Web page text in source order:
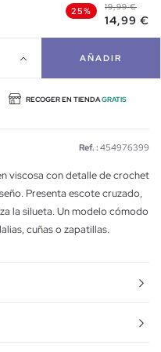
25% 19,99 €
14,99 €
AÑADIR
RECOGER EN TIENDAGRATIS
Ref. : 454976399
viscosa con detalle de crochet
Presenta escote cruzado,
la silueta. Un modelo cómodo
cuñas o zapatillas.